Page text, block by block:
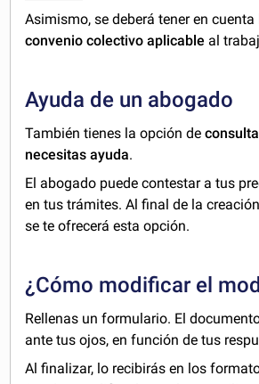
Asimismo, se deberá tener en
convenio colectivo aplicable al
Ayuda de un abogado
También tienes la opción de
necesitas ayuda.
El abogado puede contestar a tus
en tus trámites. Al final de la
se te ofrecerá esta opción.
¿Cómo modificar el
Rellenas un formulario. El
ante tus ojos, en función de tus
Al finalizar, lo recibirás en los